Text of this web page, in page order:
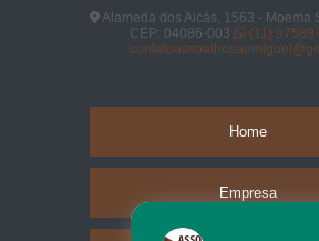
Alameda dos Aicás, 1563 - Moema
CEP: 04086-003
(11)
Home
Empresa